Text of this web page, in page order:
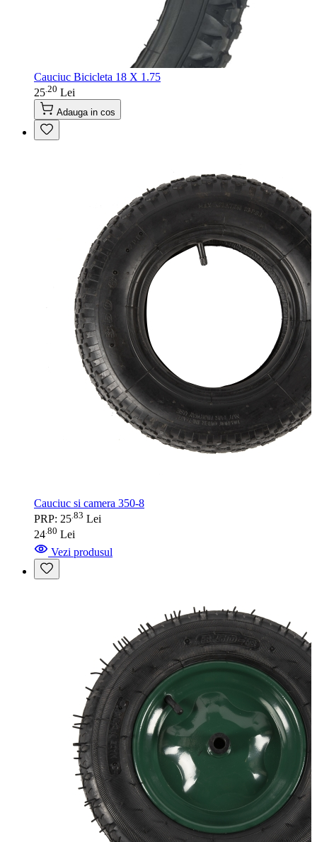
Cauciuc Bicicleta 18 X 1.75
25 20 Lei
Adauga in cos
Cauciuc si camera 350-8
PRP: 25 83 Lei
24.80 Lei
Vezi produsul